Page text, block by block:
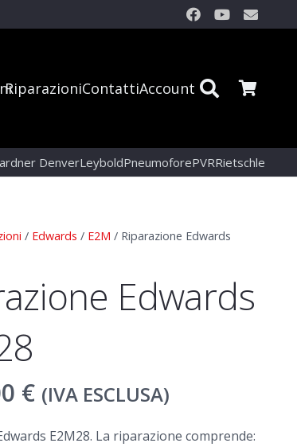
RiparazioniContattiAccount
DenverLeyboldPneumoforePVRRietschle
/ Edwards / E2M / Riparazione Edwards
Edwards
€ (IVA ESCLUSA)
E2M28. La riparazione comprende: